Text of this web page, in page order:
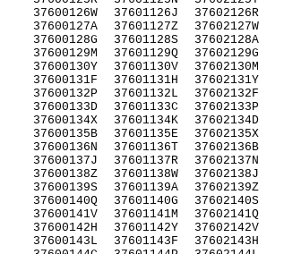
37600126W
37600127A
37600128G
37600129M
37600130Y
37600131F
37600132P
37600133D
37600134X
37600135B
37600136N
37600137J
37600138Z
37600139S
37600140Q
37600141V
37600142H
37600143L
37601126J
37601127Z
37601128S
37601129Q
37601130V
37601131H
37601132L
37601133C
37601134K
37601135E
37601136T
37601137R
37601138W
37601139A
37601140G
37601141M
37601142Y
37601143F
37602126R
37602127W
37602128A
37602129G
37602130M
37602131Y
37602132F
37602133P
37602134D
37602135X
37602136B
37602137N
37602138J
37602139Z
37602140S
37602141Q
37602142V
37602143H